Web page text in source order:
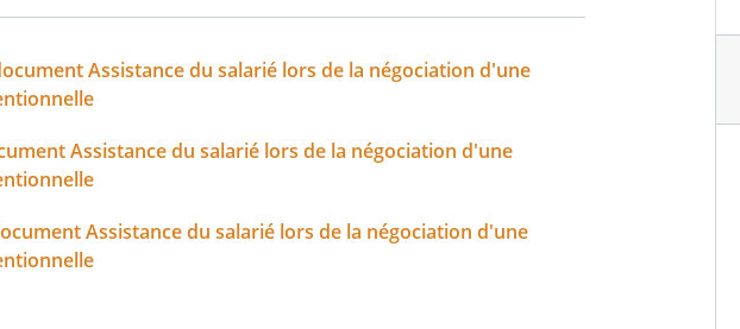
Assistance du salarié lors de la négociation d'une
Assistance du salarié lors de la négociation d'une
Assistance du salarié lors de la négociation d'une